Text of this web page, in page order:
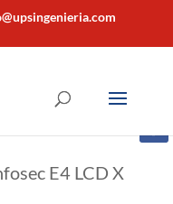
E4 LCD X